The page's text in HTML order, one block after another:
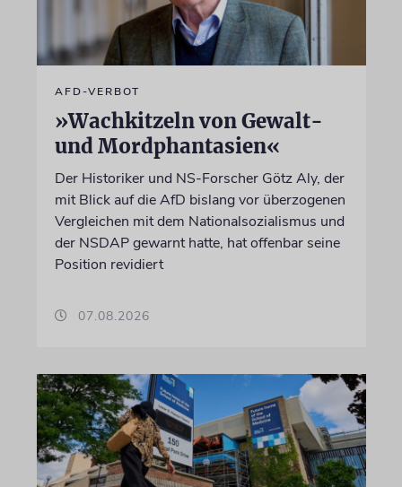
AFD-VERBOT
»Wachkitzeln von Gewalt-
und Mordphantasien«
Der Historiker und NS-Forscher Götz Aly, der
mit Blick auf die AfD bislang vor überzogenen
Vergleichen mit dem Nationalsozialismus und
der NSDAP gewarnt hatte, hat offenbar seine
Position revidiert
07.08.2026